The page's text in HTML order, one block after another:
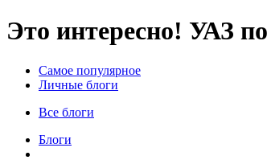
Это интересно! УАЗ
Самое популярное
Личные блоги
Все блоги
Блоги